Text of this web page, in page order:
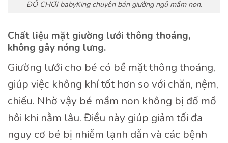
ĐỒ CHƠI babyKing chuyên bán giường ngủ mầm non.
Chất liệu mặt giường lưới thông thoáng,
không gây nóng lưng.
Giường lưới cho bé có bề mặt thông thoáng,
giúp việc không khí tốt hơn so với chăn, nệm,
chiếu. Nhờ vậy bé mầm non không bị đổ mồ
hôi khi nằm lâu. Điều này giúp giảm tối đa
nguy cơ bé bị nhiễm lạnh dẫn và các bệnh